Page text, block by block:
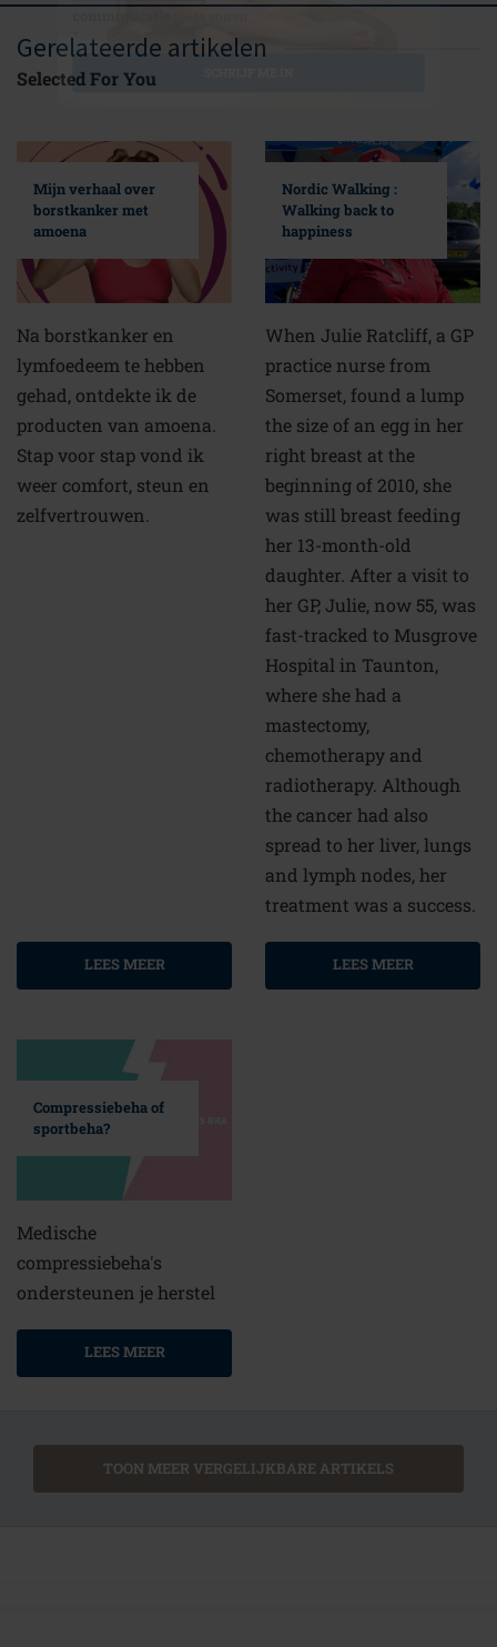
ter verbetering van de service
en om me
marketing
communicatietoe te sturen
*
Gerelateerde artikelen
Selected For You
Mijn verhaal over
borstkanker met
amoena
Na borstkanker en
lymfoedeem te hebben
gehad, ontdekte ik de
producten van amoena.
Stap voor stap vond ik
weer comfort, steun en
zelfvertrouwen.
LEES MEER
Nordic Walking :
Walking back to
happiness
When Julie Ratcliff, a GP
practice nurse from
Somerset, found a lump
the size of an egg in her
right breast at the
beginning of 2010, she
was still breast feeding
her 13-month-old
daughter. After a visit to
her GP, Julie, now 55, was
fast-tracked to Musgrove
Hospital in Taunton,
where she had a
mastectomy,
chemotherapy and
radiotherapy. Although
the cancer had also
spread to her liver, lungs
and lymph nodes, her
treatment was a success.
LEES MEER
Compressiebeha of
sportbeha?
Medische
compressiebeha's
ondersteunen je herstel
LEES MEER
TOON MEER VERGELIJKBARE ARTIKELS